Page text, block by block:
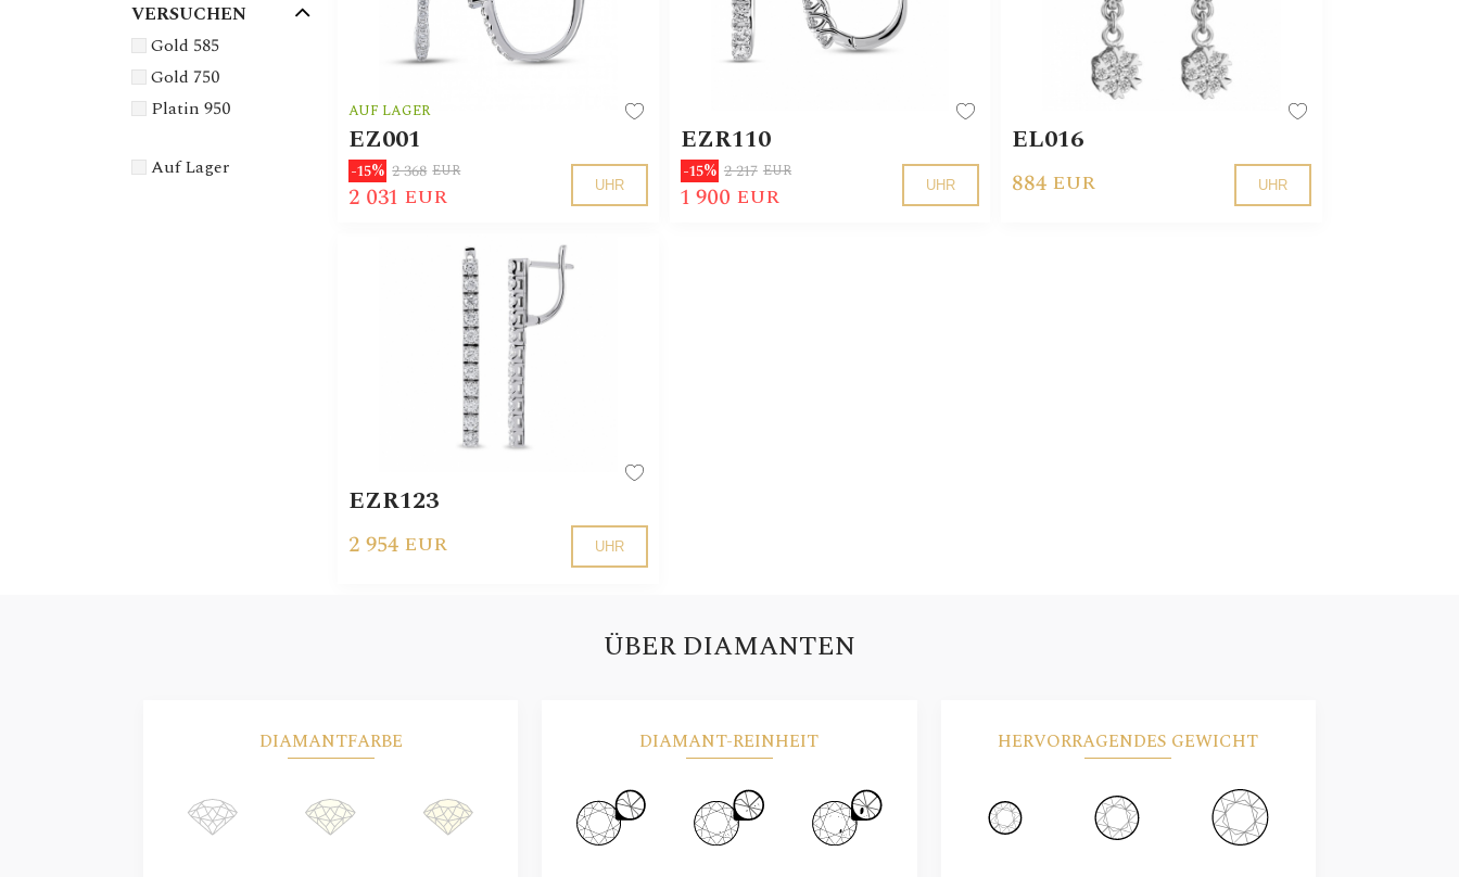
VERSUCHEN
Gold 585
Gold 750
Platin 950
Auf Lager
AUF LAGER
EZ001
-15% 2 368 EUR
2 031 EUR UHR
EZR110
-15% 2 217 EUR
1 900 EUR UHR
EL016
884 EUR UHR
EZR123
2 954 EUR UHR
ÜBER DIAMANTEN
DIAMANTFARBE DIAMANT-REINHEIT HERVORRAGENDES GEWICHT